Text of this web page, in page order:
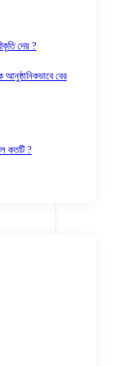
দেয় ?
বের
কতটি ?